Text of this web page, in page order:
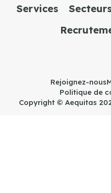
Services
Copyright © Aequitas
Rejoignez-nous
Politique de